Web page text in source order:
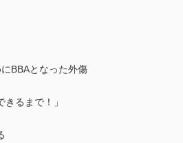
BBAとなった外傷
るまで！」